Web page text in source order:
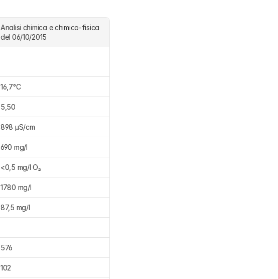
Analisi chimica e chimico-fisica
del 06/10/2015
16,7°C
5,50
898 μS/cm
690 mg/l
<0,5 mg/l O₂
1780 mg/l
87,5 mg/l
576
102